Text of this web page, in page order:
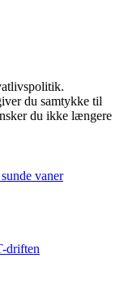
du samtykke til
du ikke længere
vaner
driften